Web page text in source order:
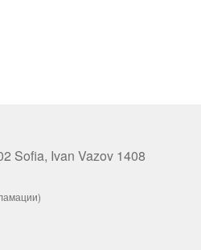
Sofia, Ivan Vazov 1408